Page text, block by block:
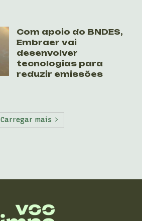
Com apoio do BNDES,
Embraer vai
desenvolver
tecnologias para
reduzir emissões
Carregar mais